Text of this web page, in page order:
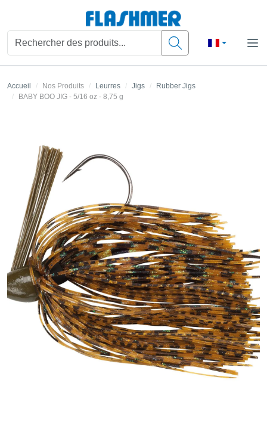
Accueil Nos Produits Leurres Jigs
Rubber Jigs
BABY BOO JIG - 5/16 oz - 8,75 g